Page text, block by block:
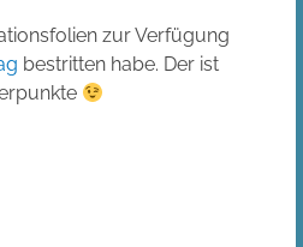
zur Verfügung
bestritten habe. Der ist